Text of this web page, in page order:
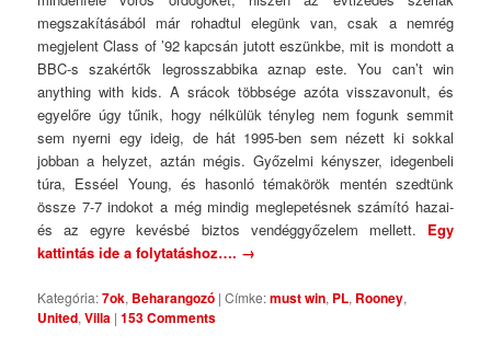
megszakításából már rohadtul elegünk van, csak a nemrég
megjelent Class of ’92 kapcsán jutott eszünkbe, mit is mondott a
BBC-s szakértők legrosszabbika aznap este. You can’t win
anything with kids. A srácok többsége azóta visszavonult, és
egyelőre úgy tűnik, hogy nélkülük tényleg nem fogunk semmit
sem nyerni egy ideig, de hát 1995-ben sem nézett ki sokkal
jobban a helyzet, aztán mégis. Győzelmi kényszer, idegenbeli
túra, Esséel Young, és hasonló témakörök mentén szedtünk
össze 7-7 indokot a még mindig meglepetésnek számító hazai-
és az egyre kevésbé biztos vendéggyőzelem mellett.
Egy
kattintás ide a folytatáshoz…. →
Kategória:7ok, Beharangozó |Címke:must win, PL, Rooney,
United,Villa |153 Comments